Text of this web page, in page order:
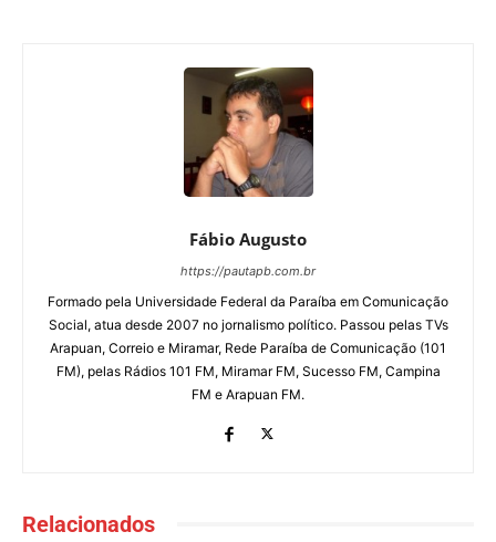
Fábio Augusto
https://pautapb.com.br
Formado pela Universidade Federal da Paraíba em Comunicação
Social, atua desde 2007 no jornalismo político. Passou pelas TVs
Arapuan, Correio e Miramar, Rede Paraíba de Comunicação (101
FM), pelas Rádios 101 FM, Miramar FM, Sucesso FM, Campina
FM e Arapuan FM.
Relacionados